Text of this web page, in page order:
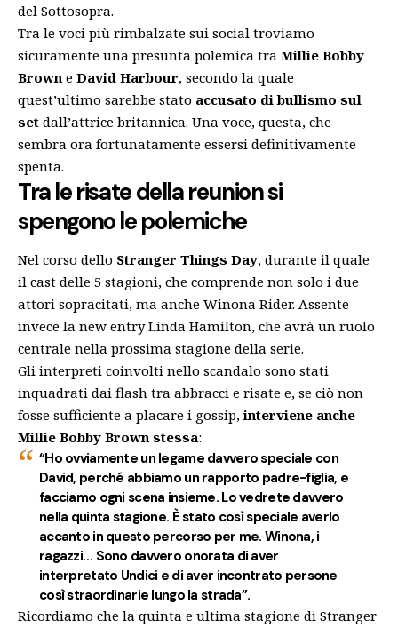
del Sottosopra.
Tra le voci più rimbalzate sui social troviamo
sicuramente una presunta polemica tra Millie Bobby
Brown e David Harbour, secondo la quale
quest’ultimo sarebbe stato accusato di bullismo sul
set dall’attrice britannica. Una voce, questa, che
sembra ora fortunatamente essersi definitivamente
spenta.
Tra le risate della reunion si
spengono le polemiche
Nel corso dello Stranger Things Day, durante il quale
il cast delle 5 stagioni, che comprende non solo i due
attori sopracitati, ma anche Winona Rider. Assente
invece la new entry Linda Hamilton, che avrà un ruolo
centrale nella prossima stagione della serie.
Gli interpreti coinvolti nello scandalo sono stati
inquadrati dai flash tra abbracci e risate e, se ciò non
fosse sufficiente a placare i gossip,interviene anche
Millie Bobby Brown stessa:
“Ho ovviamente un legame davvero speciale con
David, perché abbiamo un rapporto padre-figlia, e
facciamo ogni scena insieme. Lo vedrete davvero
nella quinta stagione. È stato così speciale averlo
accanto in questo percorso per me. Winona, i
ragazzi… Sono davvero onorata di aver
interpretato Undici e di aver incontrato persone
così straordinarie lungo la strada”.
Ricordiamo che la quinta e ultima stagione di Stranger